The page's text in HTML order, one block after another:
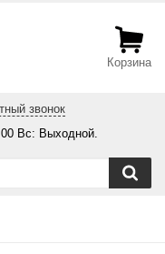
Корзина
звонок
Вс: Выходной.